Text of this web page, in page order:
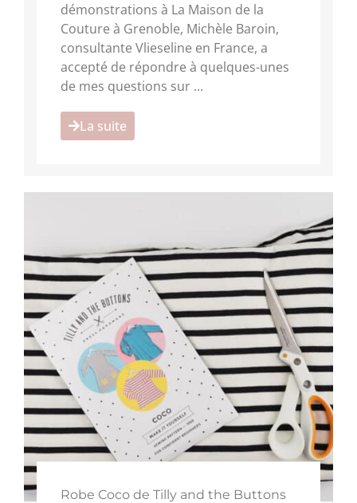
démonstrations à La Maison de la
Couture à Grenoble, Michèle Baroin,
consultante Vlieseline en France, a
accepté de répondre à quelques-unes
de mes questions sur ...
La suite
Robe Coco de Tilly and the Buttons